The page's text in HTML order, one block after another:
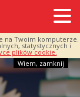
na Twoim komputerze.
statystycznych i
plików cookie.
Wiem, zamknij